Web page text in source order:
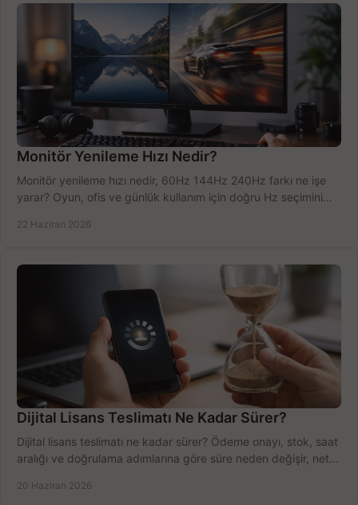
Monitör Yenileme Hızı Nedir?
Monitör yenileme hızı nedir, 60Hz 144Hz 240Hz farkı ne işe
yarar? Oyun, ofis ve günlük kullanım için doğru Hz seçimini
22 Haziran 2026
Dijital Lisans Teslimatı Ne Kadar Sürer?
Dijital lisans teslimatı ne kadar sürer? Ödeme onayı, stok, saat
aralığı ve doğrulama adımlarına göre süre neden değişir, net
20 Haziran 2026